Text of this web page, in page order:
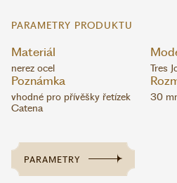
PARAMETRY PRODUKTU
Materiál
nerez ocel Tres
Poznámka
vhodné pro přívěšky řetízek
Catena
30
PARAMETRY